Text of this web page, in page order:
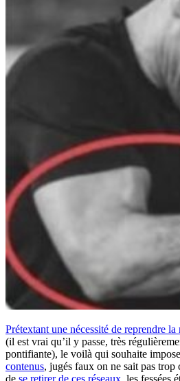
Prétextant une nécessité de reprendre la
(il est vrai qu’il y passe, très
pontifiante), le voilà qui souhaite
contenus, jugés faux on ne sait pas
de se retirer de ces réseaux, les fessées